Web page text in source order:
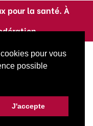
pour vous
possible
J'accepte
pour la santé. À
réservés. Site réalisé